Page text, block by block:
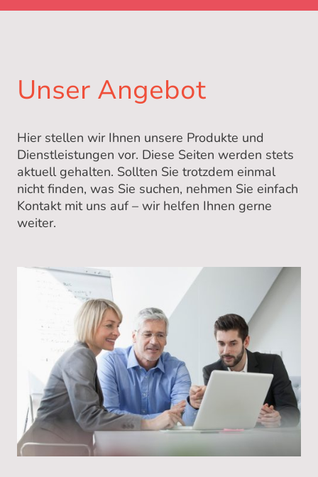
Unser Angebot
Hier stellen wir Ihnen unsere Produkte und
Dienstleistungen vor. Diese Seiten werden stets
aktuell gehalten. Sollten Sie trotzdem einmal
nicht finden, was Sie suchen, nehmen Sie einfach
Kontakt mit uns auf – wir helfen Ihnen gerne
weiter.